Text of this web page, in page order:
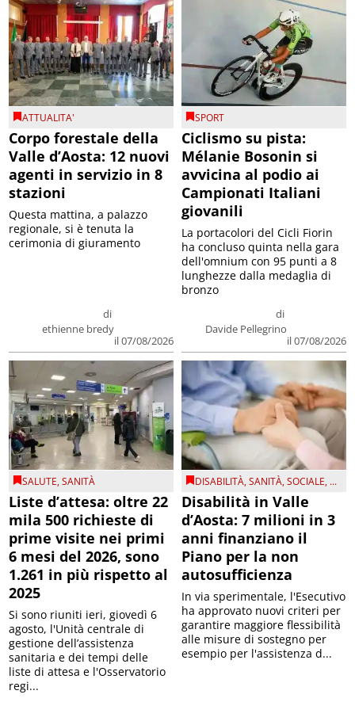
ATTUALITA'
Corpo forestale della
Valle d’Aosta: 12 nuovi
agenti in servizio in 8
stazioni
di
ethienne bredy
il 07/08/2026
Questa mattina, a palazzo
regionale, si è tenuta la
cerimonia di giuramento
SPORT
Ciclismo su pista:
Mélanie Bosonin si
avvicina al podio ai
Campionati Italiani
giovanili
di
Davide Pellegrino
il 07/08/2026
La portacolori del Cicli Fiorin
ha concluso quinta nella gara
dell'omnium con 95 punti a 8
lunghezze dalla medaglia di
bronzo
SALUTE,SANITÀ
Liste d’attesa: oltre 22
mila 500 richieste di
prime visite nei primi
6 mesi del 2026, sono
1.261 in più rispetto al
2025
Si sono riuniti ieri, giovedì 6
agosto, l'Unità centrale di
gestione dell’assistenza
sanitaria e dei tempi delle
liste di attesa e l'Osservatorio
regi...
DISABILITÀ,SANITÀ,SOCIALE, ...
Disabilità in Valle
d’Aosta: 7 milioni in 3
anni finanziano il
Piano per la non
autosufficienza
In via sperimentale, l'Esecutivo
ha approvato nuovi criteri per
garantire maggiore flessibilità
alle misure di sostegno per
esempio per l'assistenza d...